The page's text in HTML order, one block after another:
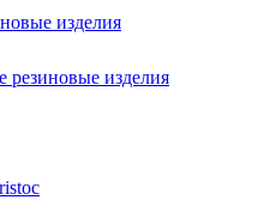
изделия
резиновые изделия